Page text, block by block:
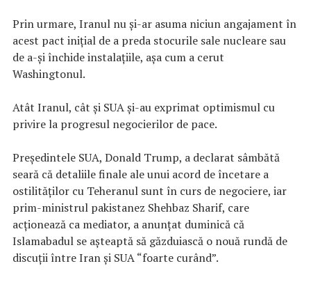
Prin urmare, Iranul nu şi-ar asuma niciun angajament în
acest pact iniţial de a preda stocurile sale nucleare sau
de a-şi închide instalaţiile, aşa cum a cerut
Washingtonul.
Atât Iranul, cât şi SUA şi-au exprimat optimismul cu
privire la progresul negocierilor de pace.
Preşedintele SUA, Donald Trump, a declarat sâmbătă
seară că detaliile finale ale unui acord de încetare a
ostilităţilor cu Teheranul sunt în curs de negociere, iar
prim-ministrul pakistanez Shehbaz Sharif, care
acţionează ca mediator, a anunţat duminică că
Islamabadul se aşteaptă să găzduiască o nouă rundă de
discuţii între Iran şi SUA “foarte curând”.